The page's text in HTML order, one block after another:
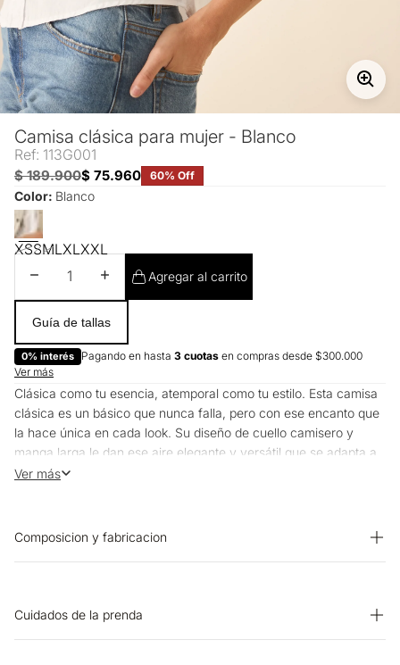
Camisa clásica para mujer - Blanco
Ref: 113G001
$ 189.900$ 75.960 60% Off
Color: Blanco
XSSML XL XXL
Disminuir cantidadAumentar cantidad
Agregar al carrito
Guía de tallas
0% interés Pagando en hasta 3 cuotas en compras desde $300.000
Ver más
Clásica como tu esencia, atemporal como tu estilo. Esta camisa
clásica es un básico que nunca falla, pero con ese encanto que
la hace única en cada look. Su diseño de cuello camisero y
manga larga le dan ese aire elegante y versátil que se adapta a
tus eventos importantes o días de oficina, porque lo clásico no
Ver más
Composicion y fabricacion
Cuidados de la prenda